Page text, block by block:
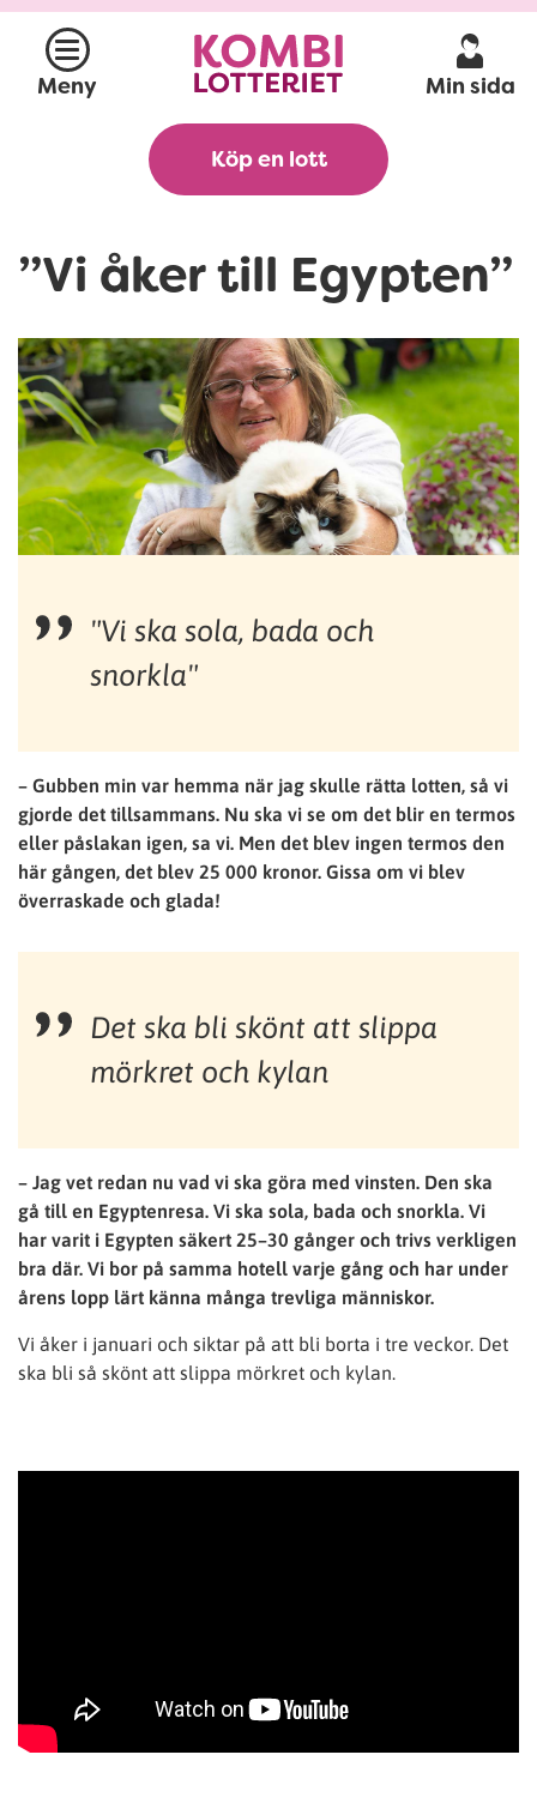
Meny Min sida
Köp en lott
”Vi åker till Egypten”
"Vi ska sola, bada och
snorkla"
– Gubben min var hemma när jag skulle rätta lotten, så vi
gjorde det tillsammans. Nu ska vi se om det blir en termos
eller påslakan igen, sa vi. Men det blev ingen termos den
här gången, det blev 25 000 kronor. Gissa om vi blev
överraskade och glada!
Det ska bli skönt att slippa
mörkret och kylan
– Jag vet redan nu vad vi ska göra med vinsten. Den ska
gå till en Egyptenresa. Vi ska sola, bada och snorkla. Vi
har varit i Egypten säkert 25–30 gånger och trivs verkligen
bra där. Vi bor på samma hotell varje gång och har under
årens lopp lärt känna många trevliga människor.
Vi åker i januari och siktar på att bli borta i tre veckor. Det
ska bli så skönt att slippa mörkret och kylan.